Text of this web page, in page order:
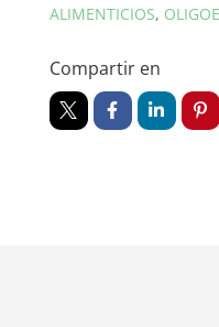
ALIMENTICIOS,
Compartir en